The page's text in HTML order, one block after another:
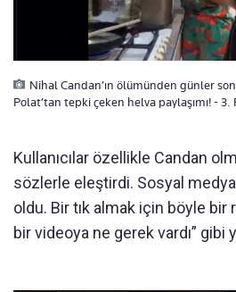
Nihal Candan’ın ölümünden günler
Polat’tan tepki çeken helva paylaşımı! - 3.
Kullanıcılar özellikle Candan
sözlerle eleştirdi. Sosyal
oldu. Bir tık almak için böyle bir
bir videoya ne gerek vardı” gibi